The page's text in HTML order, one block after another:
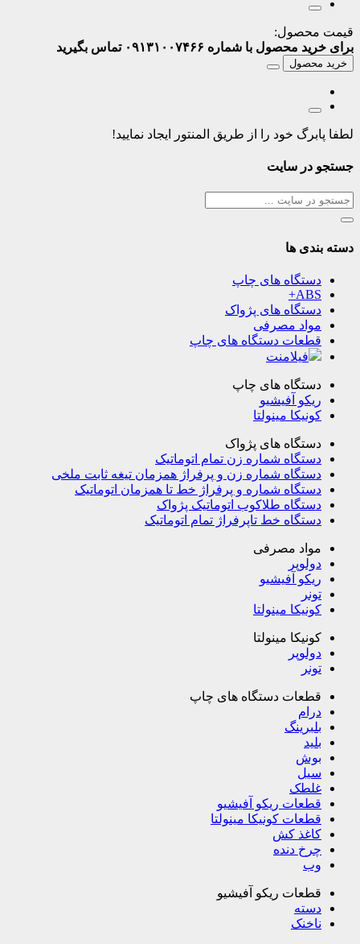
قیمت محصول:
برای خرید محصول با شماره ۰۹۱۳۱۰۰۷۴۶۶ تماس بگیرید
خرید محصول
لطفا پابرگ خود را از طریق المنتور ایجاد نمایید!
جستجو در سایت
دسته بندی ها
دستگاه های چاپ
ABS+
دستگاه های پژواک
مواد مصرفی
قطعات دستگاه های چاپ
فیلامنت
دستگاه های چاپ
ریکو آفیشیو
کونیکا مینولتا
دستگاه های پژواک
دستگاه شماره زن تمام اتوماتیک
دستگاه شماره زن و پرفراژ همزمان تیغه ثابت ملخی
دستگاه شماره و پرفراژ خط تا همزمان اتوماتیک
دستگاه طلاکوب اتوماتیک پژواک
دستگاه خط تاپرفراژ تمام اتوماتیک
مواد مصرفی
دولوپر
ریکو آفیشیو
تونر
کونیکا مینولتا
کونیکا مینولتا
دولوپر
تونر
قطعات دستگاه های چاپ
درام
بلبرینگ
بلید
بوش
سیل
غلطک
قطعات ریکو آفیشیو
قطعات کونیکا مینولتا
کاغذ کش
چرخ دنده
وب
قطعات ریکو آفیشیو
دسته
ناخنک